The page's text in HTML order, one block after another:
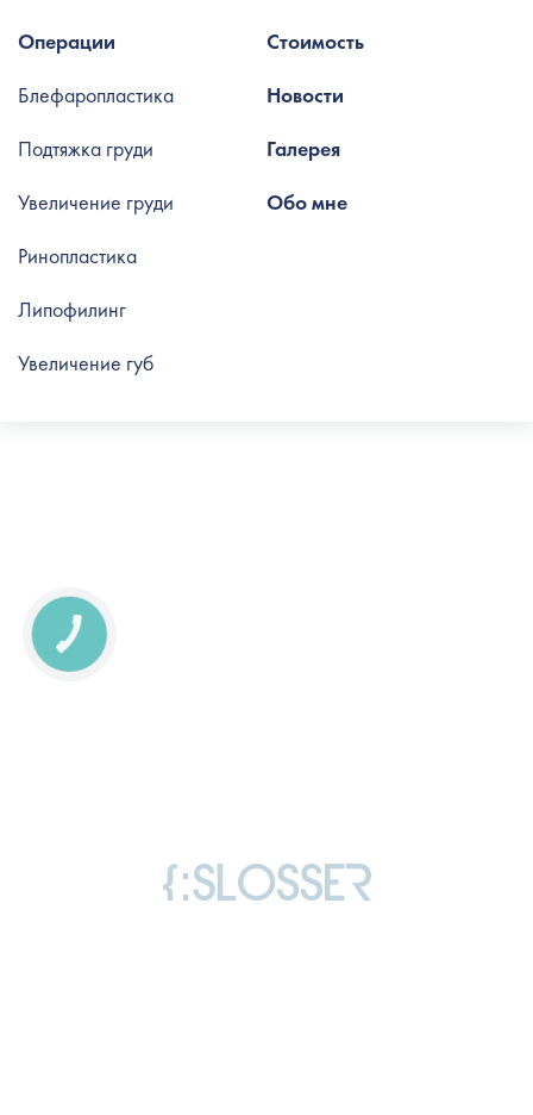
Стоимость
Новости
Галерея
Обо мне
Операции
Блефаропластика
Подтяжка груди
Увеличение груди
Ринопластика
Липофилинг
Увеличение губ
КНОПКА
СВЯЗИ